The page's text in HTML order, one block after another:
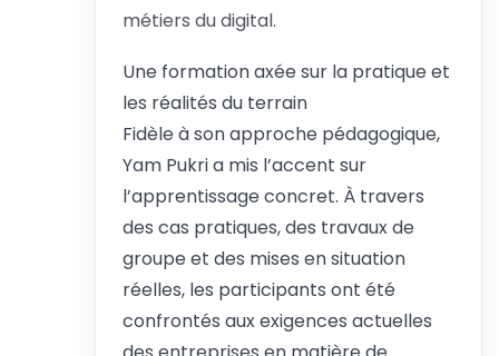
métiers du digital.
Une formation axée sur la pratique et
les réalités du terrain
Fidèle à son approche pédagogique,
Yam Pukri a mis l’accent sur
l’apprentissage concret. À travers
des cas pratiques, des travaux de
groupe et des mises en situation
réelles, les participants ont été
confrontés aux exigences actuelles